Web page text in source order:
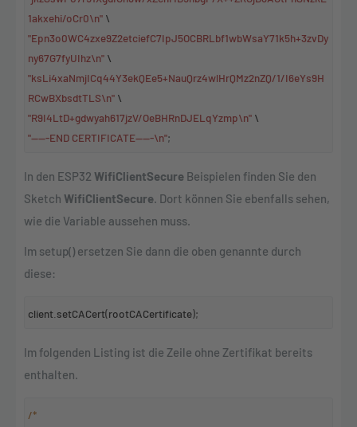
1akxehi/oCr0\n" \
"Epn3o0WC4zxe9Z2etciefC7IpJ5OCBRLbf1wbWsaY71k5h+3zvDy
ny67G7fyUIhz\n" \
"ksLi4xaNmjICq44Y3ekQEe5+NauQrz4wlHrQMz2nZQ/1/I6eYs9H
RCwBXbsdtTLS\n" \
"R9I4LtD+gdwyah617jzV/OeBHRnDJELqYzmp\n" \
"-----END CERTIFICATE-----\n";
In den ESP32 WifiClientSecure Beispielen finden Sie den
Sketch WifiClientSecure. Dort können Sie ebenfalls sehen,
wie die Variable aussehen muss.
Im setup() ersetzen Sie dann die oben genannte durch
diese:
client setCACert(rootCACertificate);
Im folgenden Listing ist die Zeile ohne Zertifikat bereits
enthalten.
/*